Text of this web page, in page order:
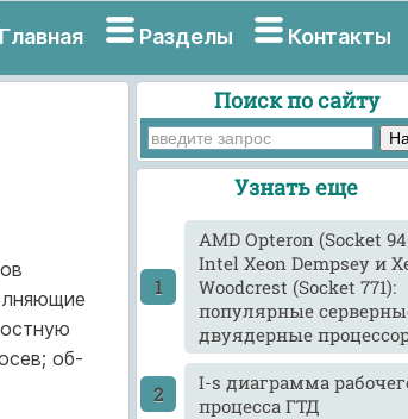
Главная Разделы Контакты
об­
Поиск по сайту
Узнать еще
AMD Opteron (Socket
Intel Xeon Dempsey и
Woodcrest (Socket 771):
популярные
двуядерные
I-s диаграмма
процесса ГТД